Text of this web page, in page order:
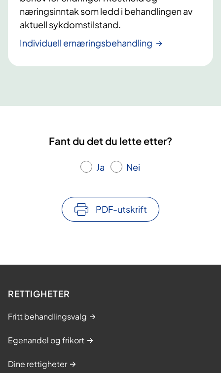
næringsinntak som ledd i behandlingen av
aktuell sykdomstilstand.
Individuell ernæringsbehandling
Fant du det du lette etter?
Ja Nei
PDF-utskrift
RETTIGHETER
Fritt behandlingsvalg
Egenandel og frikort
Dine rettigheter